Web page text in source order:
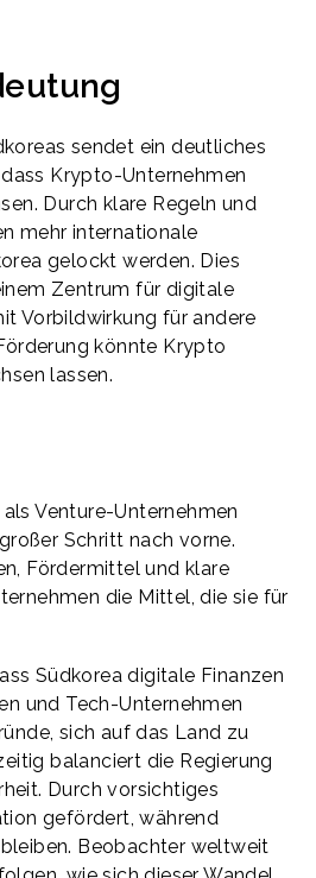
sendet ein deutliches
Krypto-Unternehmen
Durch klare Regeln und
mehr internationale
gelockt werden. Dies
Zentrum für digitale
Vorbildwirkung für andere
könnte Krypto
lassen.
Venture-Unternehmen
Schritt nach vorne.
Fördermittel und klare
die Mittel, die sie für
Südkorea digitale Finanzen
und Tech-Unternehmen
sich auf das Land zu
balanciert die Regierung
Durch vorsichtiges
gefördert, während
Beobachter weltweit